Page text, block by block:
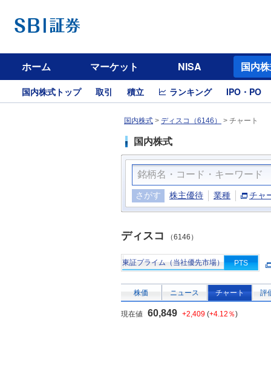
ホーム マーケット NISA 国内
国内株式トップ 取引 積立 ランキング IPO・PO
国内株式 > ディスコ（6146） > チャート
国内株式
さがす 株主優待 業種 チャ
ディスコ （6146）
東証プライム（当社優先市場） PTS
株価 ニュース チャート 評
現在値 60,849 +2,409 (+4.12％)